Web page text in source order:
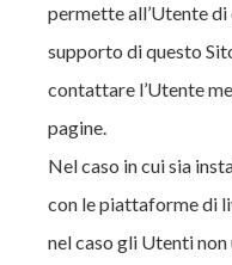
permette all’Utente
supporto di questo
contattare l’Utente
pagine.
Nel caso in cui sia
con le piattaforme di
nel caso gli Utenti